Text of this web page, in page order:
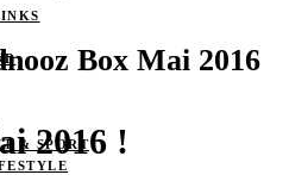
& SPORT
2016 !